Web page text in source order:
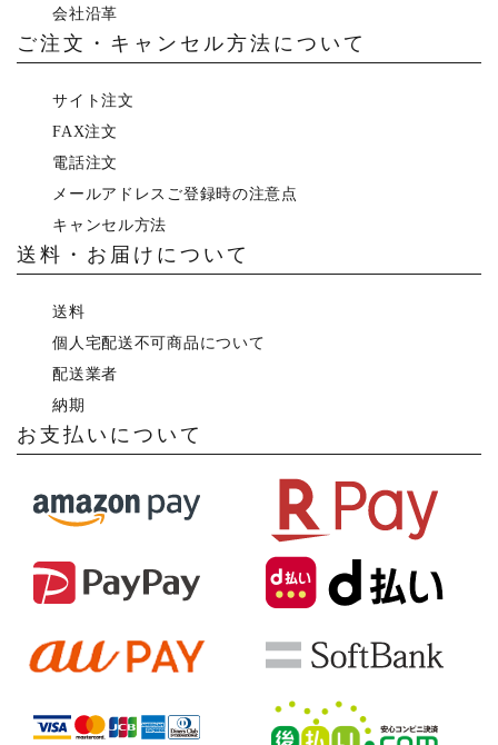
会社沿革
ご注文・キャンセル方法について
サイト注文
FAX注文
電話注文
メールアドレスご登録時の注意点
キャンセル方法
送料・お届けについて
送料
個人宅配送不可商品について
配送業者
納期
お支払いについて